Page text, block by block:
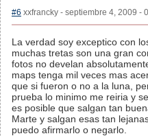
#6 xxfrancky - septiembre 4, 2009 -
La verdad soy exceptico con
muchas tretas son una gran
fotos no develan
maps tenga mil veces mas
que si fueron o no a la luna,
prueba lo minimo me reiria y
es posible que salgan tan
Marte y salgan esas tan
puedo afirmarlo o negarlo.